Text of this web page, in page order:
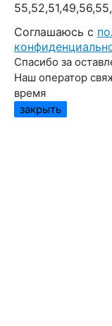
Cоглашаюсь с
Спасибо за
Наш оператор
время
закрыть